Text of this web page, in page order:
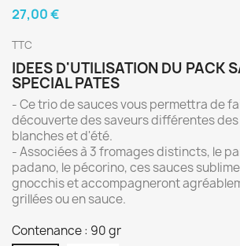
27,00 €
TTC
IDEES D'UTILISATION DU PACK
SPECIAL PATES
- Ce trio de sauces vous permettra de
découverte des saveurs différentes
blanches et d'été.
- Associées à 3 fromages distincts, le
padano, le pécorino, ces sauces
gnocchis et accompagneront
grillées ou en sauce.
Contenance : 90 gr